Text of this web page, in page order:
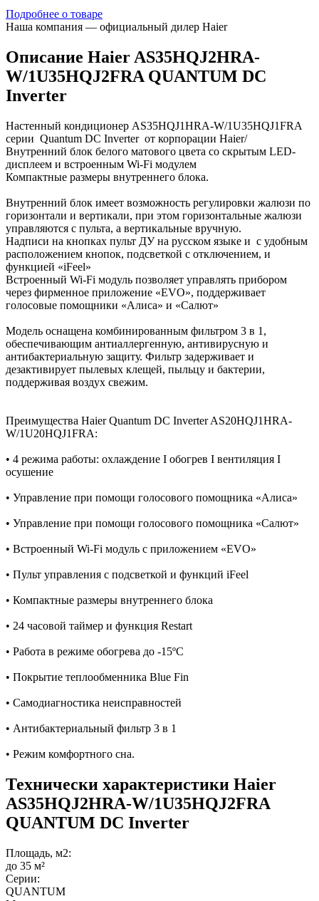
Подробнее о товаре
Наша компания — официальный дилер Haier
Описание Haier AS35HQJ2HRA-
W/1U35HQJ2FRA QUANTUM DC
Inverter
Настенный кондиционер AS35HQJ1HRA-W/1U35HQJ1FRA
серии Quantum DC Inverter от корпорации Haier/
Внутренний блок белого матового цвета со скрытым LED-
дисплеем и встроенным Wi-Fi модулем
Компактные размеры внутреннего блока.
Внутренний блок имеет возможность регулировки жалюзи по
горизонтали и вертикали, при этом горизонтальные жалюзи
управляются с пульта, а вертикальные вручную.
Надписи на кнопках пульт ДУ на русском языке и с удобным
расположением кнопок, подсветкой с отключением, и
функцией «iFeel»
Встроенный Wi-Fi модуль позволяет управлять прибором
через фирменное приложение «EVO», поддерживает
голосовые помощники «Алиса» и «Салют»
Модель оснащена комбинированным фильтром 3 в 1,
обеспечивающим антиаллергенную, антивирусную и
антибактериальную защиту. Фильтр задерживает и
дезактивирует пылевых клещей, пыльцу и бактерии,
поддерживая воздух свежим.
Преимущества Haier Quantum DC Inverter AS20HQJ1HRA-
W/1U20HQJ1FRA:
• 4 режима работы: охлаждение I обогрев I вентиляция I
осушение
• Управление при помощи голосового помощника «Алиса»
• Управление при помощи голосового помощника «Салют»
• Встроенный Wi-Fi модуль с приложением «EVO»
• Пульт управления с подсветкой и функций iFeel
• Компактные размеры внутреннего блока
• 24 часовой таймер и функция Restart
• Работа в режиме обогрева до -15ºС
• Покрытие теплообменника Blue Fin
• Самодиагностика неисправностей
• Антибактериальный фильтр 3 в 1
• Режим комфортного сна.
Технически характеристики Haier
AS35HQJ2HRA-W/1U35HQJ2FRA
QUANTUM DC Inverter
Площадь, м2:
до 35 м²
Серии:
QUANTUM